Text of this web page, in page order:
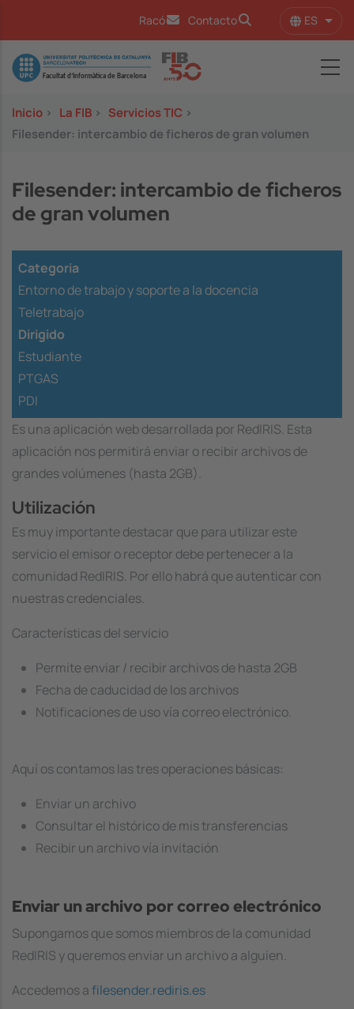
Racó Contacto ES
Image
Inicio > La FIB > Servicios TIC >
Filesender: intercambio de ficheros de gran volumen
Filesender: intercambio de ficheros
de gran volumen
Categoria
Entorno de trabajo y soporte a la docencia
Teletrabajo
Dirigido
Estudiante
PTGAS
PDI
Es una aplicación web desarrollada por RedIRIS. Esta
aplicación nos permitirá enviar o recibir archivos de
grandes volúmenes (hasta 2GB).
Utilización
Es muy importante destacar que para utilizar este
servicio el emisor o receptor debe pertenecer a la
comunidad RedIRIS. Por ello habrá que autenticar con
nuestras credenciales.
Características del servicio
Permite enviar / recibir archivos de hasta 2GB
Fecha de caducidad de los archivos
Notificaciones de uso vía correo electrónico.
Aquí os contamos las tres operaciones básicas:
Enviar un archivo
Consultar el histórico de mis transferencias
Recibir un archivo vía invitación
Enviar un archivo por correo electrónico
Supongamos que somos miembros de la comunidad
RedIRIS y queremos enviar un archivo a alguien.
Accedemos afilesender.rediris.es